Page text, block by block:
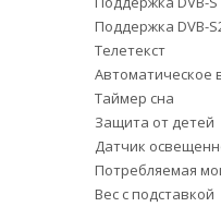
Поддержка DVB-
Телетекст
Автоматическое
Таймер сна
Защита от детей
Датчик
Потребляемая
Вес с подставкой